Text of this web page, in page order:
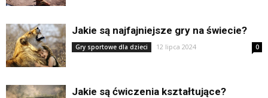
Jakie są najfajniejsze gry na świecie?
Gry sportowe dla dzieci 12 lipca 2024 0
Jakie są ćwiczenia kształtujące?